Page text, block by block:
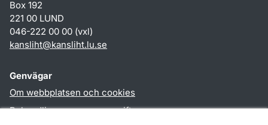
Box 192
221 00 LUND
046-222 00 00 (vxl)
kansliht@kansliht.lu.se
Genvägar
Om webbplatsen och cookies
Behandling av personuppgifter